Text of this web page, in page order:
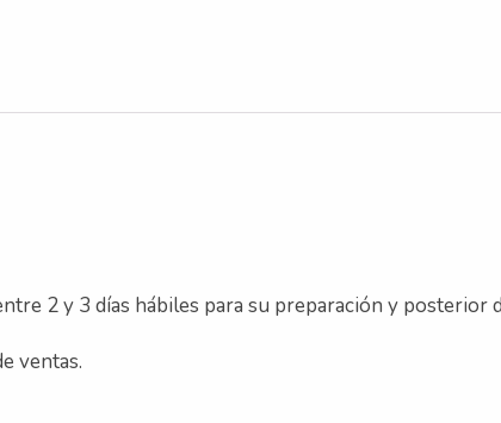
2 y 3 días hábiles para su preparación y posterior
ventas.